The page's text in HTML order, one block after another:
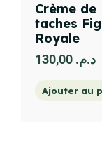
Crème
taches
Royale
د.م.
Ajouter au